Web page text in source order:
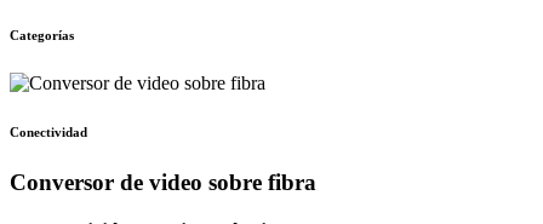
Categorías
Conectividad
Conversor de video sobre fibra